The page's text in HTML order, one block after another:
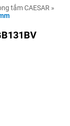
tắm CAESAR »